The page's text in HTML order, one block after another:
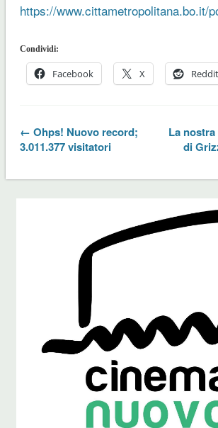
https://www.cittametropolitana.bo.it/
Condividi:
Facebook X Reddit
← Ohps! Nuovo record;
3.011.377 visitatori
La
di